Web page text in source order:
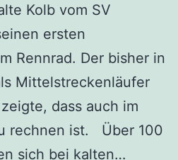
Kolb vom SV
ersten
Rennrad. Der bisher in
Mittelstreckenläufer
dass auch im
rechnen ist. Über 100
sich bei kalten…